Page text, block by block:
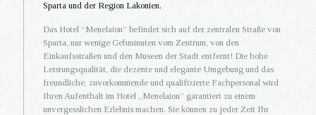
Sparta und der Region Lakonien.
Das Hotel “Menelaion” befindet sich auf der zentralen Straße von
Sparta, nur wenige Gehminuten vom Zentrum, von den
Einkaufsstraßen und den Museen der Stadt entfernt! Die hohe
Leistungsqualität, die dezente und elegante Umgebung und das
freundliche, zuvorkommende und qualifizierte Fachpersonal wird
Ihren Aufenthalt im Hotel „Menelaion” garantiert zu einem
unvergesslichen Erlebnis machen. Sie können zu jeder Zeit Ihr